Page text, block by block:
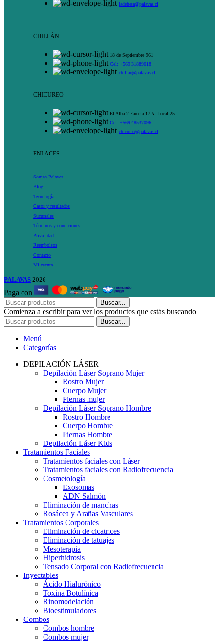
ladehesa@palavas.cl
CHILLÁN
18 de Septiembre 961
Cel: +569 31889018
chillan@palavas.cl
CHICUREO
El Alba 2 Parcela 17 A, Local 25
Cel: +569 48537096
chicureo@palavas.cl
ENLACES
Somos Palavas
Blog
Tecnología
Casos y resultados
Sucursales
Términos y condiciones
Privacidad
Reembolsos
Contacto
Mi cuenta
PALAVAS 2026
Paga con
Buscar...
Comienza a escribir para ver los productos que estás buscando.
Buscar...
Menú
Categorías
DEPILACIÓN LÁSER
Depilación Láser Soprano Mujer
Rostro Mujer
Cuerpo Mujer
Piernas mujer
Depilación Láser Soprano Hombre
Rostro Hombre
Cuerpo Hombre
Piernas Hombre
Depilación Láser Kids
Tratamientos Faciales
Tratamientos faciales con Láser
Tratamientos faciales con Radiofrecuencia
Cosmetología
Exosomas
ADN Salmón
Eliminación de manchas
Rosácea y Arañas Vasculares
Tratamientos Corporales
Eliminación de cicatrices
Eliminación de tatuajes
Mesoterapia
Hiperhidrosis
Tensado Corporal con Radiofrecuencia
Inyectables
Ácido Hialurónico
Toxina Botulínica
Rinomodelación
Bioestimuladores
Combos
Combos hombre
Combos mujer